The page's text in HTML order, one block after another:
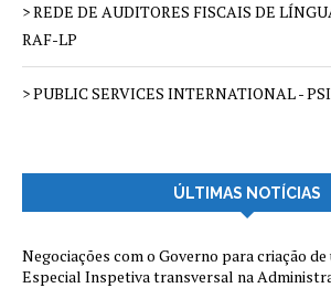
> REDE DE AUDITORES FISCAIS DE
RAF-LP
> PUBLIC SERVICES INTERNATIONAL - PSI
ÚLTIMAS NOTÍCIAS
Negociações com o Governo para criação
Especial Inspetiva transversal na